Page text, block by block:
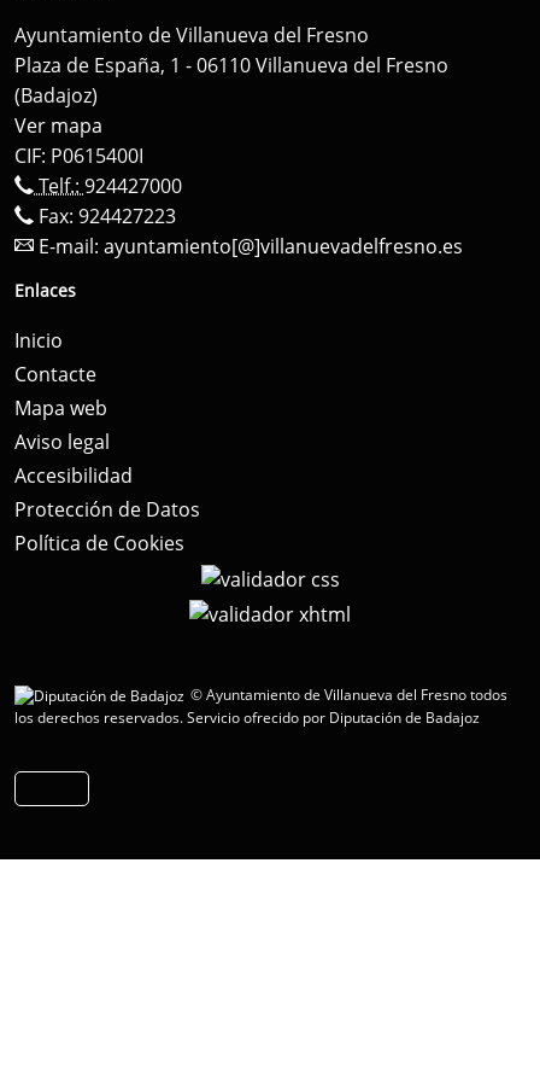
Ayuntamiento de Villanueva del Fresno
Plaza de España, 1 - 06110 Villanueva del Fresno
(Badajoz)
Ver mapa
CIF: P0615400I
Telf.: 924427000
Fax: 924427223
E-mail: ayuntamiento[@]villanuevadelfresno.es
Enlaces
Inicio
Contacte
Mapa web
Aviso legal
Accesibilidad
Protección de Datos
Política de Cookies
© Ayuntamiento de Villanueva del Fresno todos
los derechos reservados.Servicio ofrecido por Diputación de Badajoz